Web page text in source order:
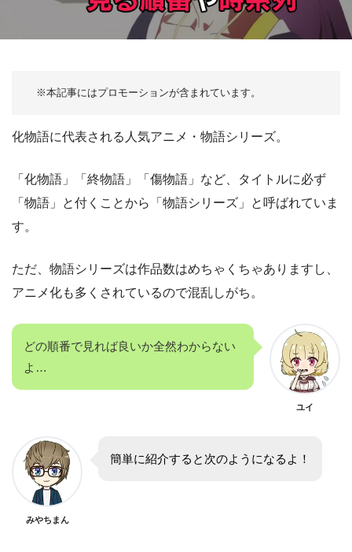
化物語に代表される人気アニメ・物語シリーズ。
「化物語」「終物語」「傷物語」など、タイトルに必ず
「物語」と付くことから「物語シリーズ」と呼ばれていま
す。
ただ、物語シリーズは作品数はめちゃくちゃありますし、
アニメ化も多くされているので混乱しがち。
どの順番で見れば良いか全然わからない
よ…
ユイ
みやちまん
簡単に紹介すると次のようになるよ！